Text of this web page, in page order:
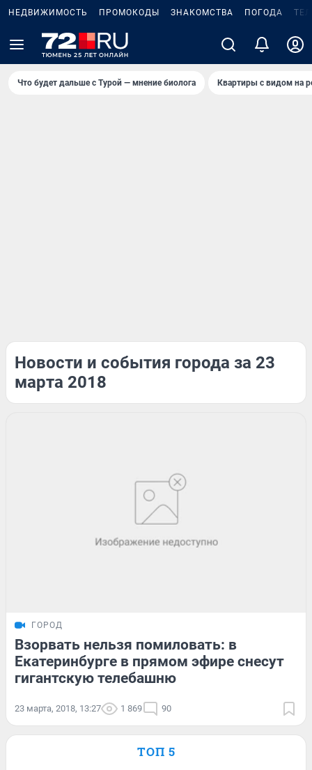
НЕДВИЖИМОСТЬ ПРОМОКОДЫ ЗНАКОМСТВА ПОГОДА
Что будет дальше с Турой — мнение биолога Квартиры с видом на
Новости и события города за 23
марта 2018
ГОРОД
Взорвать нельзя помиловать: в
Екатеринбурге в прямом эфире снесут
гигантскую телебашню
23 марта, 2018, 13:27 1 869 90
ТОП 5